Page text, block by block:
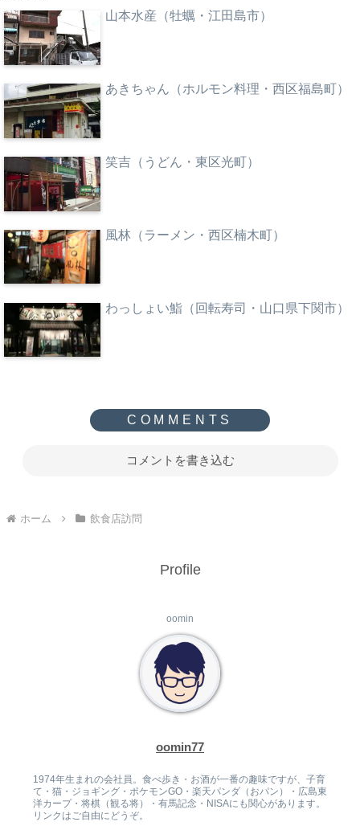
山本水産（牡蠣・江田島市）
あきちゃん（ホルモン料理・西区福島町）
笑吉（うどん・東区光町）
風林（ラーメン・西区楠木町）
わっしょい鮨（回転寿司・山口県下関市）
コメントを書き込む
ホーム 飲食店訪問
Profile
oomin
oomin77
1974年生まれの会社員。食べ歩き・お酒が一番の趣味ですが、子育
て・猫・ジョギング・ポケモンGO・楽天パンダ（おパン）・広島東
洋カープ・将棋（観る将）・有馬記念・NISAにも関心があります。
リンクはご自由にどうぞ。